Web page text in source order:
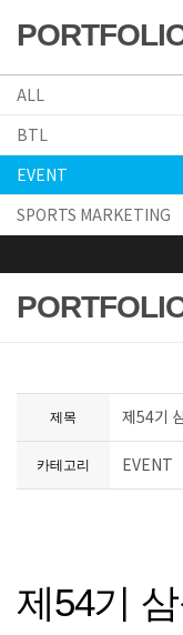
ALL
BTL
EVENT
SPORTS MARKETING
제목 제54기
카테고리 EVENT
제54기